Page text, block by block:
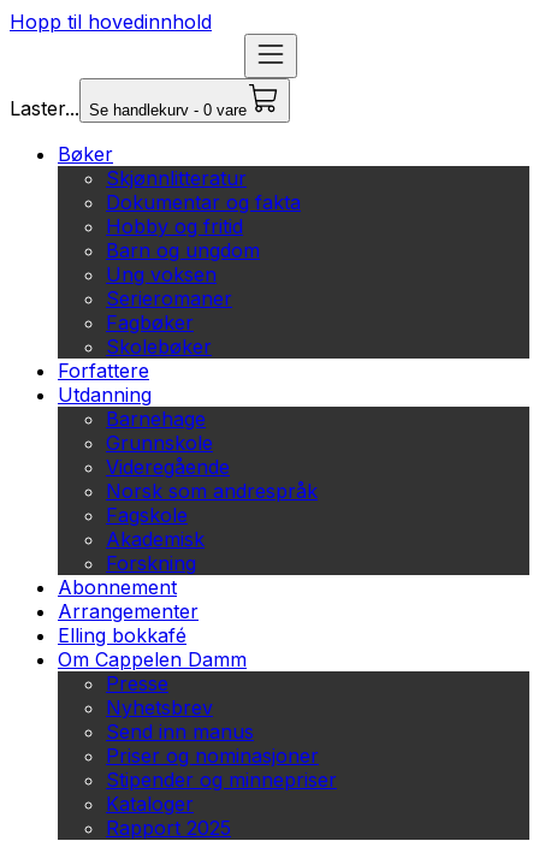
Hopp til hovedinnhold
Laster... Se handlekurv - 0 vare
Bøker
Skjønnlitteratur
Dokumentar og fakta
Hobby og fritid
Barn og ungdom
Ung voksen
Serieromaner
Fagbøker
Skolebøker
Forfattere
Utdanning
Barnehage
Grunnskole
Videregående
Norsk som andrespråk
Fagskole
Akademisk
Forskning
Abonnement
Arrangementer
Elling bokkafé
Om Cappelen Damm
Presse
Nyhetsbrev
Send inn manus
Priser og nominasjoner
Stipender og minnepriser
Kataloger
Rapport 2025